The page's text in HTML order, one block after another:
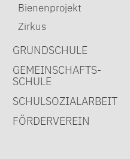
Bienenprojekt
Zirkus
GRUND­SCHULE
GEMEIN­SCHAFTS­
SCHULE
SCHULSOZIAL­ARBEIT
FÖRDERVEREIN